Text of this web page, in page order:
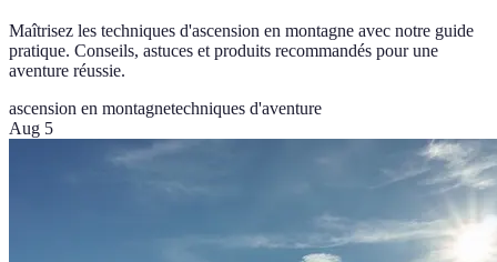
Maîtrisez les techniques d'ascension en montagne avec notre guide
pratique. Conseils, astuces et produits recommandés pour une
aventure réussie.
ascension en montagnetechniques d'aventure
Aug 5